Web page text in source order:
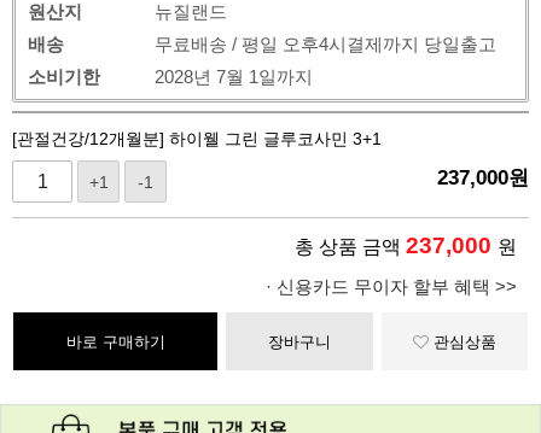
원산지
뉴질랜드
배송
무료배송 / 평일 오후4시결제까지 당일출고
소비기한
2028년 7월 1일까지
[관절건강/12개월분] 하이웰 그린 글루코사민 3+1
+1 -1 237,000원
총 상품 금액 237,000 원
· 신용카드 무이자 할부 혜택 >>
바로 구매하기 장바구니 관심상품